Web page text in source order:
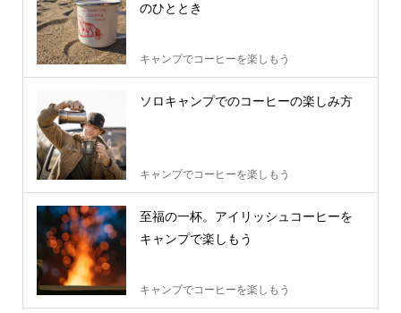
のひととき
キャンプでコーヒーを楽しもう
ソロキャンプでのコーヒーの楽しみ方
キャンプでコーヒーを楽しもう
至福の一杯。アイリッシュコーヒーを
キャンプで楽しもう
キャンプでコーヒーを楽しもう